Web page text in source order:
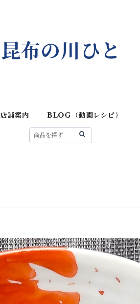
昆布の川ひと
店舗案内 BLOG（動画レシピ）